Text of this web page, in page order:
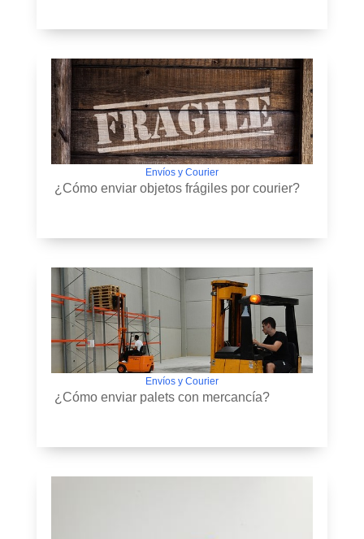
Envíos y Courier
¿Cómo enviar objetos frágiles por courier?
Envíos y Courier
¿Cómo enviar palets con mercancía?